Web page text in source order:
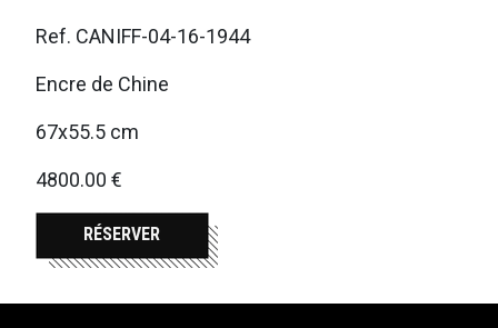
Ref. CANIFF-04-16-1944
Encre de Chine
67x55.5 cm
4800.00 €
RÉSERVER